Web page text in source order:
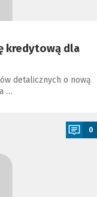
kredytową dla
detalicznych o nową
…
0